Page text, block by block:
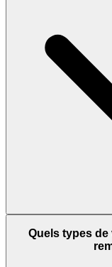
Quels types